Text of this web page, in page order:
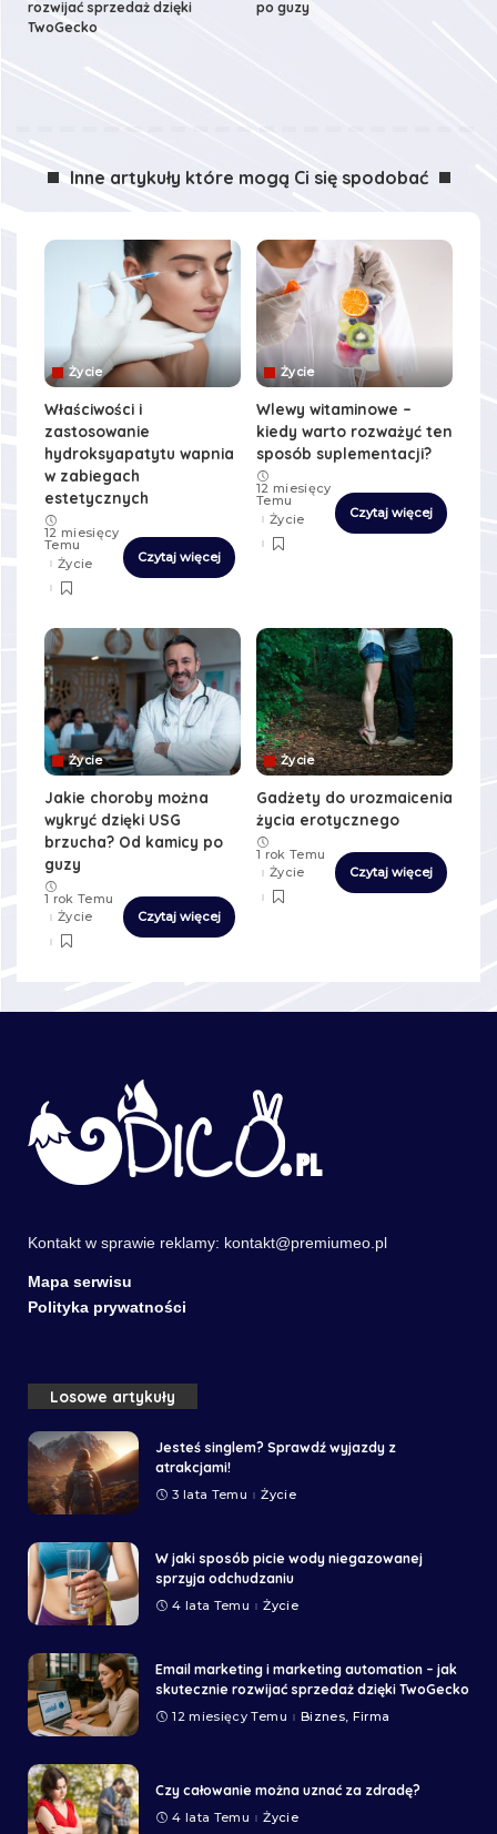
rozwijać sprzedaż dzięki
TwoGecko
po guzy
Inne artykuły które mogą Ci się spodobać
Życie
Właściwości i
zastosowanie
hydroksyapatytu wapnia
w zabiegach
estetycznych
12 miesięcy
Temu
Życie
Czytaj więcej
Życie
Wlewy witaminowe –
kiedy warto rozważyć ten
sposób suplementacji?
12 miesięcy
Temu
Życie
Czytaj więcej
Życie
Jakie choroby można
wykryć dzięki USG
brzucha? Od kamicy po
guzy
1 rok Temu
Życie
Czytaj więcej
Życie
Gadżety do urozmaicenia
życia erotycznego
1 rok Temu
Życie
Czytaj więcej
Kontakt w sprawie reklamy: kontakt@premiumeo.pl
Mapa serwisu
Polityka prywatności
Losowe artykuły
Jesteś singlem? Sprawdź wyjazdy z
atrakcjami!
3 lata Temu Życie
W jaki sposób picie wody niegazowanej
sprzyja odchudzaniu
4 lata Temu Życie
Email marketing i marketing automation – jak
skutecznie rozwijać sprzedaż dzięki TwoGecko
12 miesięcy Temu Biznes, Firma
Czy całowanie można uznać za zdradę?
4 lata Temu Życie